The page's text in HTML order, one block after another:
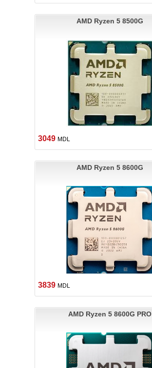
AMD Ryzen 5 8500G
3049 MDL
AMD Ryzen 5 8600G
3839 MDL
AMD Ryzen 5 8600G PRO